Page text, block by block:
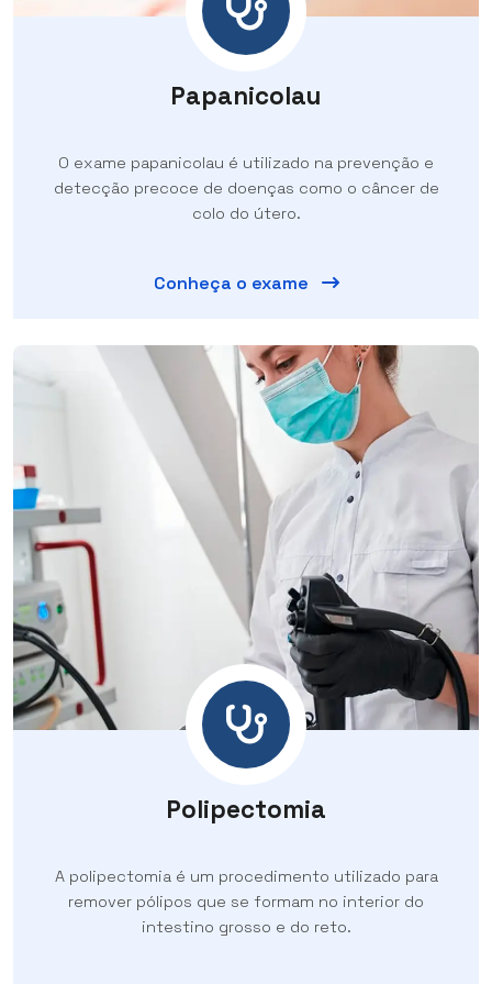
Papanicolau
O exame papanicolau é utilizado na prevenção e
detecção precoce de doenças como o câncer de
colo do útero.
Conheça o exame
Polipectomia
A polipectomia é um procedimento utilizado para
remover pólipos que se formam no interior do
intestino grosso e do reto.